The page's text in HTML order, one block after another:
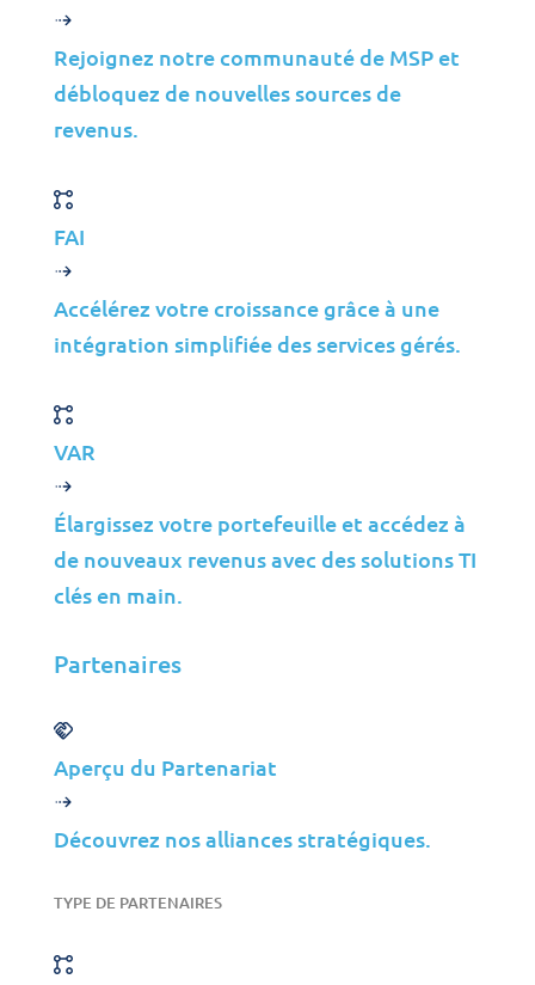
Rejoignez notre communauté de MSP et
débloquez de nouvelles sources de
revenus.
FAI
Accélérez votre croissance grâce à une
intégration simplifiée des services gérés.
VAR
Élargissez votre portefeuille et accédez à
de nouveaux revenus avec des solutions TI
clés en main.
Partenaires
Aperçu du Partenariat
Découvrez nos alliances stratégiques.
TYPE DE PARTENAIRES
Cloud
Support aux Utilisateurs Finaux
Conseil
Données et IA
Industries
Fusions et Acquisitions
Construction
Fabrication
Télécommunications
Services Financiers
Médias
Perspectives
Partenaires
ISP
VAR
Aperçu du Partenariat
Direction